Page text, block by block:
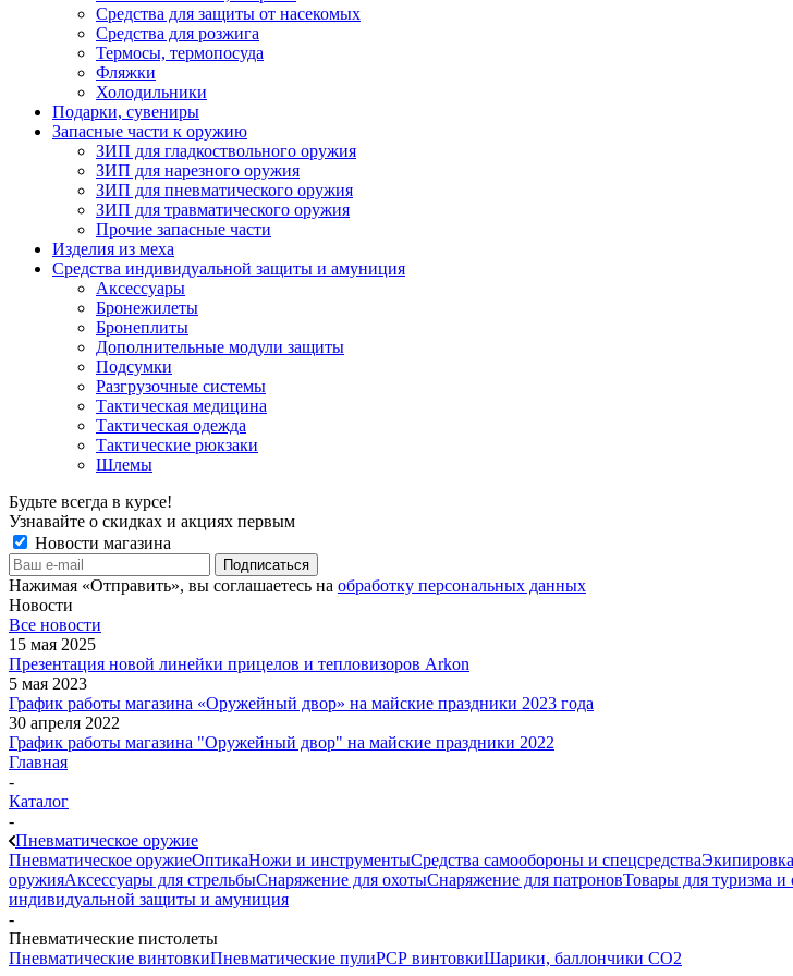
Средства для защиты от насекомых
Средства для розжига
Термосы, термопосуда
Фляжки
Холодильники
Подарки, сувениры
Запасные части к оружию
ЗИП для гладкоствольного оружия
ЗИП для нарезного оружия
ЗИП для пневматического оружия
ЗИП для травматического оружия
Прочие запасные части
Изделия из меха
Средства индивидуальной защиты и амуниция
Аксессуары
Бронежилеты
Бронеплиты
Дополнительные модули защиты
Подсумки
Разгрузочные системы
Тактическая медицина
Тактическая одежда
Тактические рюкзаки
Шлемы
Будьте всегда в курсе!
Узнавайте о скидках и акциях первым
Новости магазина
Нажимая «Отправить», вы соглашаетесь на обработку персональных данных
Новости
Все новости
15 мая 2025
Презентация новой линейки прицелов и тепловизоров Arkon
5 мая 2023
График работы магазина «Оружейный двор» на майские праздники 2023 года
30 апреля 2022
График работы магазина "Оружейный двор" на майские праздники 2022
Главная
-
Каталог
-
Пневматическое оружие
Пневматическое оружиеОптикаНожи и инструментыСредства самообороны и спецсредстваЭкипировка
оружияАксессуары для стрельбыСнаряжение для охотыСнаряжение для патроновТовары для туризма и
индивидуальной защиты и амуниция
-
Пневматические пистолеты
Пневматические винтовкиПневматические пулиРСР винтовкиШарики, баллончики СО2